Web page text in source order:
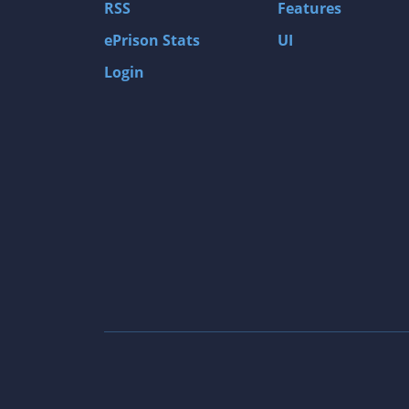
RSS
ePrison Stats
Login
Features
UI